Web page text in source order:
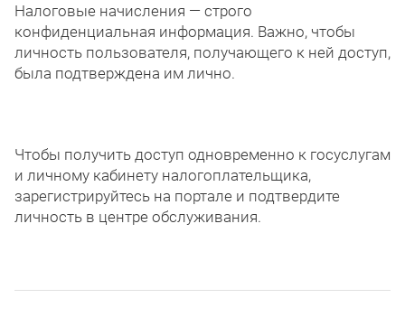
Налоговые начисления — строго
конфиденциальная информация. Важно, чтобы
личность пользователя, получающего к ней доступ,
была подтверждена им лично.
Чтобы получить доступ одновременно к госуслугам
и личному кабинету налогоплательщика,
зарегистрируйтесь на портале и подтвердите
личность в центре обслуживания.